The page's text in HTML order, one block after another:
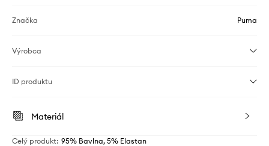
Značka Puma
Výrobca
ID produktu
Materiál
Celý produkt: 95% Bavlna, 5% Elastan